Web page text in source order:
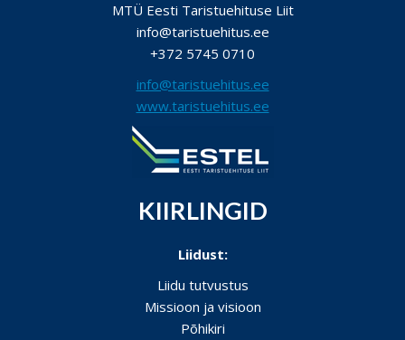
MTÜ Eesti Taristuehituse Liit
info@taristuehitus.ee
+372 5745 0710
info@taristuehitus.ee
www.taristuehitus.ee
KIIRLINGID
Liidust:
Liidu tutvustus
Missioon ja visioon
Põhikiri